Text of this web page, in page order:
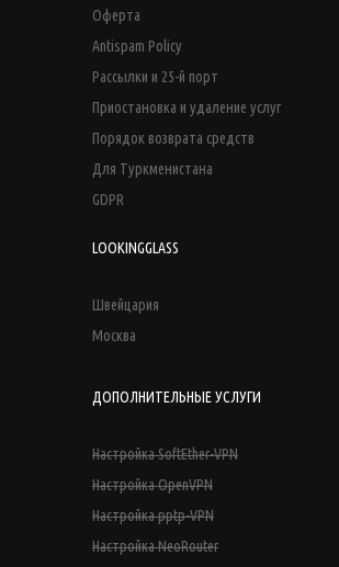
Оферта
Antispam Policy
Рассылки и 25-й порт
Приостановка и удаление услуг
Порядок возврата средств
Для Туркменистана
GDPR
LOOKINGGLASS
Швейцария
Москва
ДОПОЛНИТЕЛЬНЫЕ УСЛУГИ
Настройка SoftEther-VPN
Настройка OpenVPN
Настройка pptp-VPN
Настройка NeoRouter